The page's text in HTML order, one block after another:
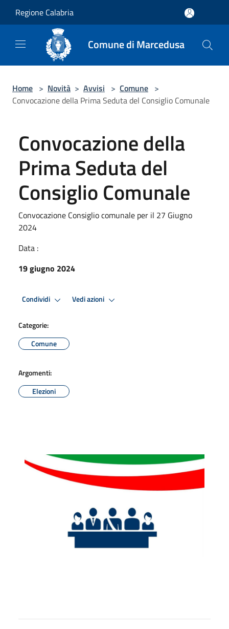
Regione Calabria
Comune di Marcedusa
Home > Novità > Avvisi > Comune >
Convocazione della Prima Seduta del Consiglio Comunale
Convocazione della
Prima Seduta del
Consiglio Comunale
Convocazione Consiglio comunale per il 27 Giugno
2024
Data :
19 giugno 2024
Condividi Vedi azioni
Categorie:
Comune
Argomenti:
Elezioni